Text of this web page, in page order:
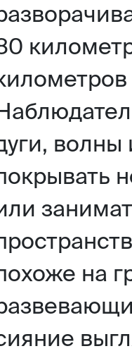
волны
на